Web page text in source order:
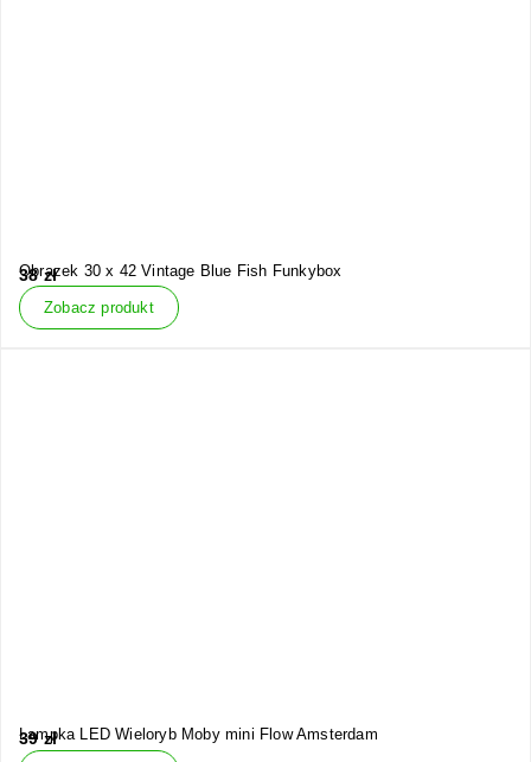
Obrazek 30 x 42 Vintage Blue Fish Funkybox
38zł
Zobacz produkt
Lampka LED Wieloryb Moby mini Flow Amsterdam
39zł